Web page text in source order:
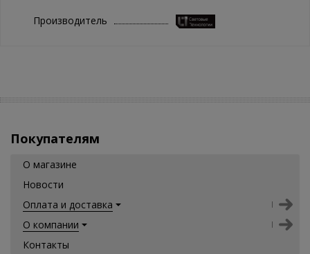
Производитель
Покупателям
О магазине
Новости
Оплата и доставка
О компании
Контакты